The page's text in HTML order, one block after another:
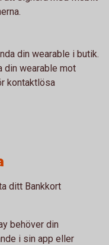
din wearable i butik.
din wearable mot
kontaktlösa
ditt Bankkort
behöver din
i sin app eller